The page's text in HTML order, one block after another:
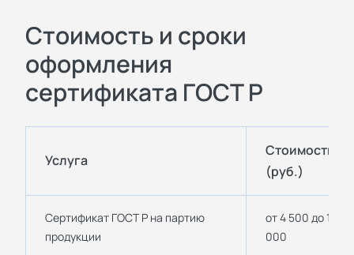
Стоимость и сроки
оформления
сертификата ГОСТ Р
Услуга
Стоимость
(руб.)
Сертификат ГОСТ Р на партию
продукции
от 4 500 до 12
000